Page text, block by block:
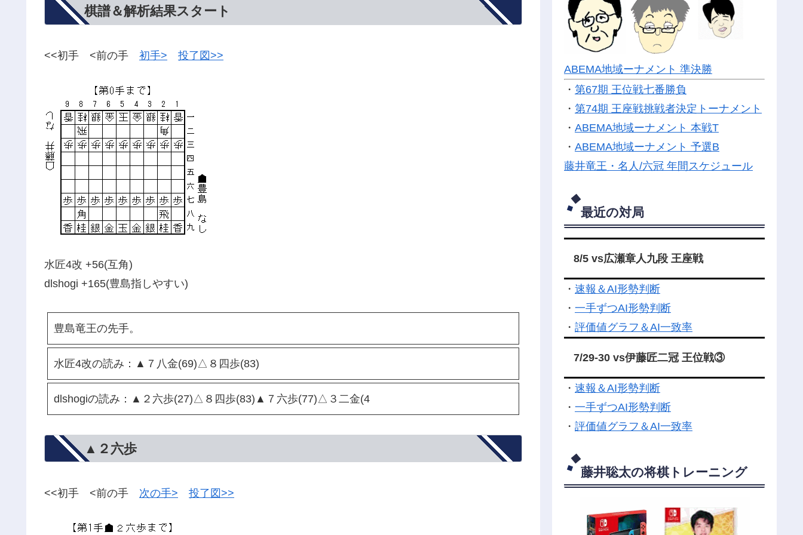
棋譜＆解析結果スタート
<<初手 <前の手 初手> 投了図>>
水匠4改 +56(互角)
dlshogi +165(豊島指しやすい)
豊島竜王の先手。
水匠4改の読み：▲７八金(69)△８四歩(83)
dlshogiの読み：▲２六歩(27)△８四歩(83)▲７六歩(77)△３二金(4
▲２六歩
<<初手 <前の手 次の手> 投了図>>
ABEMA地域ーナメント 準決勝
・ 第67期 王位戦七番勝負
・ 第74期 王座戦挑戦者決定トーナメント
・ ABEMA地域ーナメント 本戦T
・ ABEMA地域ーナメント 予選B
藤井竜王・名人/六冠 年間スケジュール
最近の対局
8/5 vs広瀬章人九段 王座戦
・ 速報＆AI形勢判断
・ 一手ずつAI形勢判断
・ 評価値グラフ＆AI一致率
7/29-30 vs伊藤匠二冠 王位戦③
・ 速報＆AI形勢判断
・ 一手ずつAI形勢判断
・ 評価値グラフ＆AI一致率
藤井聡太の将棋トレーニング